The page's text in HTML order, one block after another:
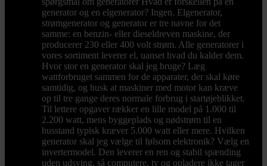
generator og en elgenerator? Ingen. Elgenerator,
strømgenerator og generator er tre navne for det
samme: en benzin- eller dieseldreven maskine, der
producerer 230 eller 400 volt strøm. Alle generatorer i
vores sortiment leverer el, uanset hvad du kalder dem.
Hvor stor en generator skal jeg bruge? Læg
wattforbruget sammen for de apparater, der skal køre
samtidig, og husk at maskiner med motor kan kræve
op til tre gange deres normale forbrug i startøjeblikket.
Til lettere opgaver rækker en lille model på 1.000 til
2.200 watt, mens byggeplads og nødstrøm til en
husstand typisk kræver 5.000 watt eller mere. Hvilken
generator skal jeg vælge til følsom elektronik? Vælg en
invertermodel. Den leverer en ren og stabil spænding
uden udsving, så computere, tv og opladere ikke tager